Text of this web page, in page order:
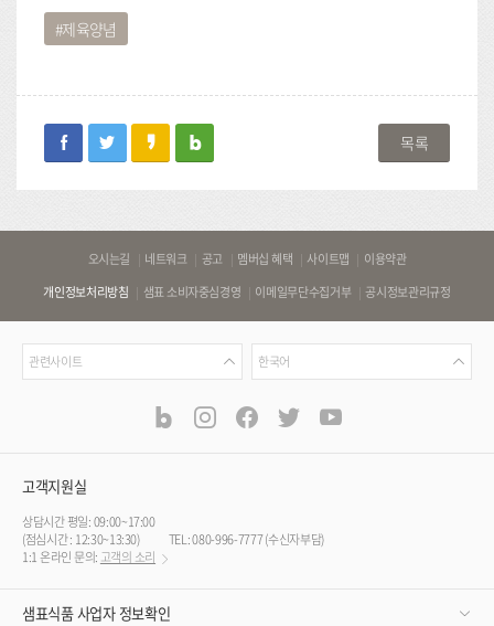
제육양념
facebooktwitter kakaostoryblog 목록
오시는길 네트워크 공고 멤버십 혜택 사이트맵
이용약관
개인정보처리방침
샘표 소비자중심경영 이메일무단수집거부 공시정보관리규정
관
련
관련사이트
언
어
한국어
널
blog instagramfacebook
twitter
고객지원실
상담시간 평일: 09:00~17:00
(점심시간 : 12:30~13:30)
TEL: 080-996-7777 (수신자부담)
1:1 온라인 문의: 고객의 소리
샘표식품 사업자 정보확인